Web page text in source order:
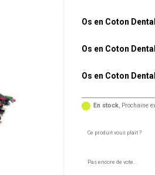
Os en Coton
Os en Coton
Os en Coton
En stock , Prochaine
Ce produit vous plait ?
Pas encore de vote...